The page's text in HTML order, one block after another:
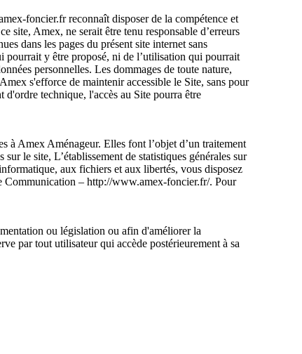
foncier.fr reconnaît disposer de la compétence et
site, Amex, ne serait être tenu responsable d’erreurs
dans les pages du présent site internet sans
pourrait y être proposé, ni de l’utilisation qui pourrait
personnelles. Les dommages de toute nature,
s'efforce de maintenir accessible le Site, sans pour
d'ordre technique, l'accès au Site pourra être
à Amex Aménageur. Elles font l’objet d’un traitement
le site, L’établissement de statistiques générales sur
aux fichiers et aux libertés, vous disposez
Communication – http://www.amex-foncier.fr/. Pour
ou législation ou afin d'améliorer la
par tout utilisateur qui accède postérieurement à sa